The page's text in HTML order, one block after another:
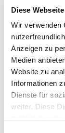
Diese
Wir verwenden
Anzeigen zu
Medien
Website zu
Informationen
Dienste für
weiter. Diese
dafür braucht
kommen.
Verarbeitung
Entwicklung,
dezentralen
Elektroautos
Geschäfte
entwickelt